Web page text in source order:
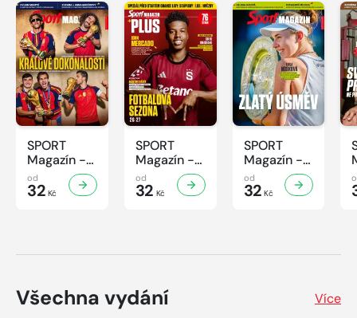
SPORT
Magazín -
31/2026
od
32 Kč
SPORT
Magazín -
30/2026
od
32 Kč
SPORT
Magazín -
29/2026
od
32 Kč
Všechna vydání Více